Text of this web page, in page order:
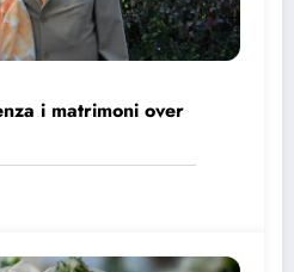
i matrimoni over